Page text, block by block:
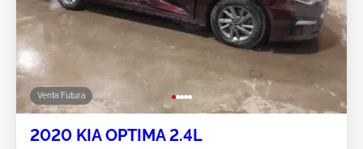
Venta Futura
2020 KIA OPTIMA 2.4L